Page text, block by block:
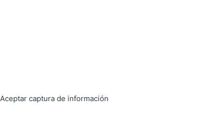
Aceptar captura de información